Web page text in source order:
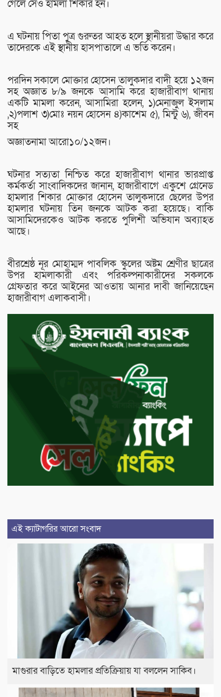
গেলে সেও হামলা শিকার হন।
এ ঘটনায় পিতা পুত্র গুরুতর আহত হলে স্থানীয়রা উদ্ধার করে
তাদেরকে এই স্থানীয় হাসপাতালে এ ভর্তি করেন।
পরদিন সকালে মোক্তার হোসেন তালুকদার বাদী হয়ে ১২জন
সহ অজ্ঞাত ৮/৯ জনকে আসামি করে হাজারীবাগ থানায়
একটি মামলা করেন, আসামিরা হলেন, ১)মেনাজুল ইসলাম
,২)পলাশ ৩)মোঃ নয়ন হোসেন ৪)কাশেম ৫), মিন্টু ৬), জীবন
সহ
অজ্ঞাতনামা আরো১০/১২জন।
ঘটনার সত্যতা নিশ্চিত করে হাজারীবাগ থানার ভারপ্রাপ্ত
কর্মকর্তা সাংবাদিকদের জানান, হাজারীবাগে একুশে গ্রেনেড
হামলার শিকার মোক্তার হোসেন তালুকদারে ছেলের উপর
হামলার ঘটনায় তিন জনকে আটক করা হয়েছে। বাকি
আসামিদেরকেও আটক করতে পুলিশী অভিযান অব্যাহত
আছে।
বীরশ্রেষ্ঠ নূর মোহাম্মদ পাবলিক স্কুলের অষ্টম শ্রেণীর ছাত্রের
উপর হামলাকারী এবং পরিকল্পনাকারীদের সকলকে
গ্রেফতার করে আইনের আওতায় আনার দাবী জানিয়েছেন
হাজারীবাগ এলাকবাসী।
এই ক্যাটাগরির আরো সংবাদ
মাগুরার বাড়িতে হামলার প্রতিক্রিয়ায় যা বললেন সাকিব।